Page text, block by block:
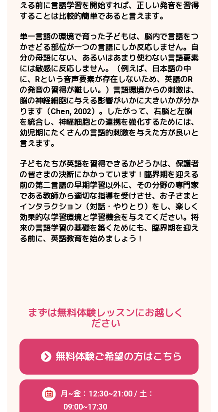
える前に言語学習を開始すれば、正しい発音を習得
することは比較的簡単であると言えます。
単一言語の環境で育った子どもは、脳内で言語をつ
かさどる部位が一つの言語にしか反応しません。自
分の母語にない、あるいはあまり使わない言語要素
には敏感に反応しません。（例えば、日本語の中
に、Rという音声要素が存在しないため、英語のR
の発音の習得が難しい。）言語環境からの刺激は、
脳の神経細胞に与える影響がいかに大きいかが分か
ります（Chen, 2002）。したがって、右脳と左脳
を統合し、神経細胞との連携を強化するためには、
幼児期にたくさんの言語的刺激を与えた方が良いと
言えます。
子どもたちが英語を習得できるかどうかは、保護者
の皆さまの決断にかかっています！臨界期を迎える
前の第二言語の早期学習以外に、その分野の専門家
である教師から適切な指導を受けさせ、お子さまと
インタラクション（対話・やりとり）をし、楽しく
効果的な学習環境と学習機会を与えてください。将
来の言語学習の基礎を築くためにも、臨界期を迎え
る前に、英語教育を始めましょう！
まずは無料体験レッスンにお越しく
ださい
無料体験ご希望の方はこちら
月~金：12:30~21:00 / 土：
09:00~17:30